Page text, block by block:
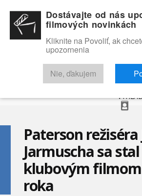
RECENZIE TRAILERY
Paterson režiséra
Jarmuscha sa stal
klubovým
roka
Dostávajte od nás
filmových novinkách
Kliknite na Povoliť, ak
upozornenia
Nie, ďakujem